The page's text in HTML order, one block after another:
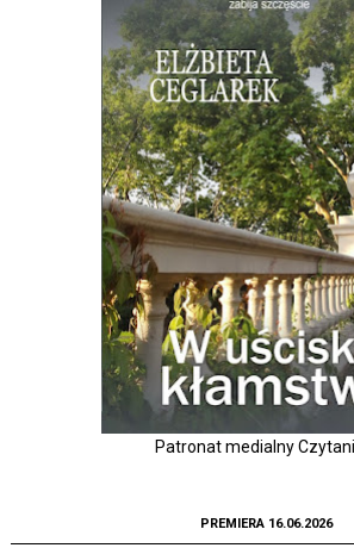
Patronat medialny
PREMIERA 16.06.2026